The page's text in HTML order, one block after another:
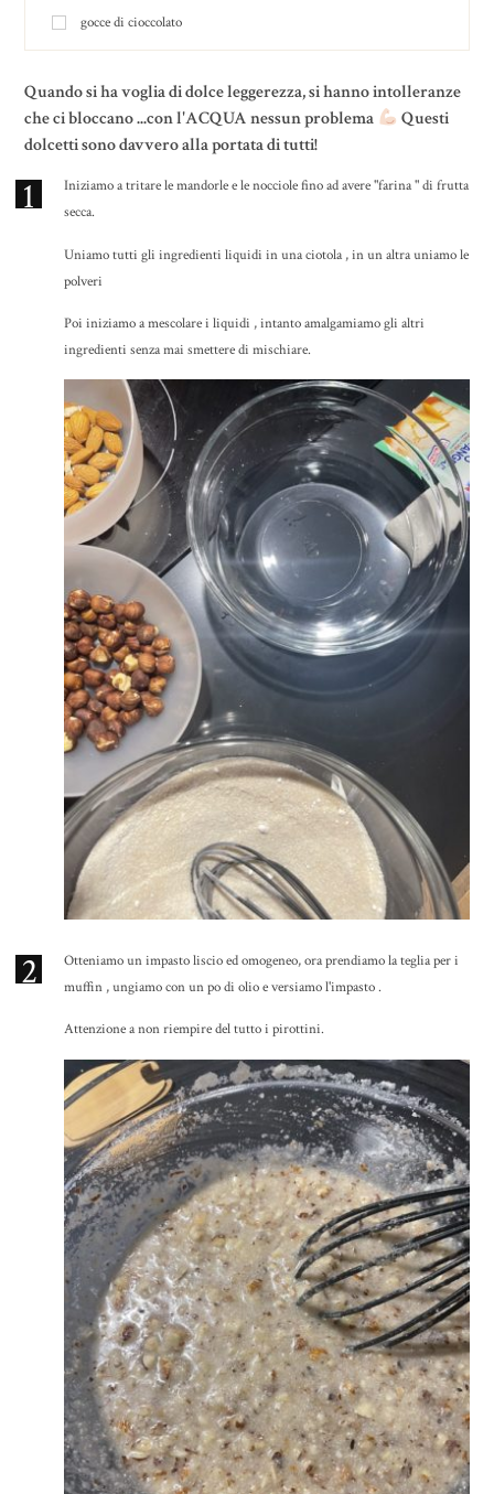
gocce di cioccolato
Quando si ha voglia di dolce leggerezza, si hanno intolleranze
che ci bloccano ...con l'ACQUA nessun problema
Questi
dolcetti sono davvero alla portata di tutti!
1
Iniziamo a tritare le mandorle e le nocciole fino ad avere "farina " di frutta
secca.
Uniamo tutti gli ingredienti liquidi in una ciotola , in un altra uniamo le
polveri
Poi iniziamo a mescolare i liquidi , intanto amalgamiamo gli altri
ingredienti senza mai smettere di mischiare.
2
Otteniamo un impasto liscio ed omogeneo, ora prendiamo la teglia per i
muffin , ungiamo con un po di olio e versiamo l'impasto .
Attenzione a non riempire del tutto i pirottini.